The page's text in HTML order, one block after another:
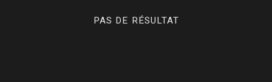
PAS DE RÉSULTAT